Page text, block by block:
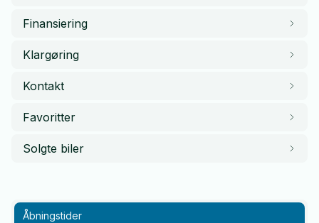
Finansiering
Klargøring
Kontakt
Favoritter
Solgte biler
Åbningstider